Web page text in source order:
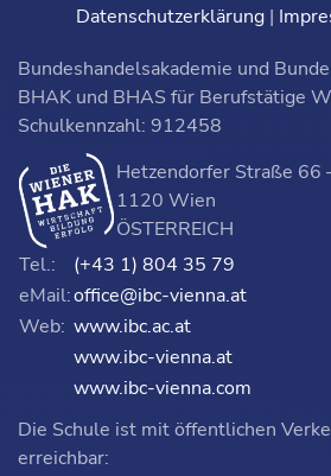
Datenschutzerklärung |
Bundeshandelsakademie und
BHAK und BHAS für Berufstätige
Schulkennzahl: 912458
Hetzendorfer Straße 66
1120 Wien
ÖSTERREICH
Tel.:
(+43 1) 804 35 79
eMail:office@ibc-vienna.at
Web: www.ibc.ac.at
www.ibc-vienna.at
www.ibc-vienna.com
Die Schule ist mit öffentlichen
erreichbar: